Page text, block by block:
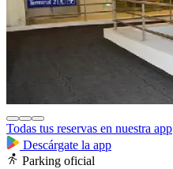
Todas tus reservas en nuestra app
Descárgate la app
Parking oficial